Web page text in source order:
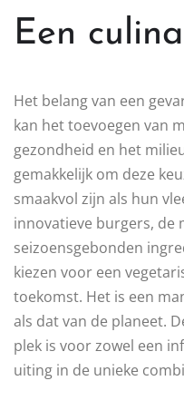
Een
Het belang van een
kan het toevoegen van
gezondheid en het
gemakkelijk om deze
smaakvol zijn als hun
innovatieve burgers, de
seizoensgebonden
kiezen voor een
toekomst. Het is een
als dat van de planeet.
plek is voor zowel een
uiting in de unieke